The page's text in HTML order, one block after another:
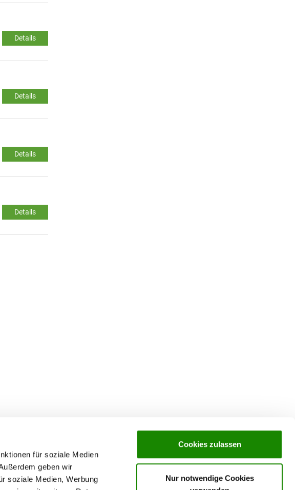
für soziale Medien
geben wir
soziale Medien, Werbung
Cookies zulassen
Nur notwendige Cookies
Details
Details
Details
Details
Service